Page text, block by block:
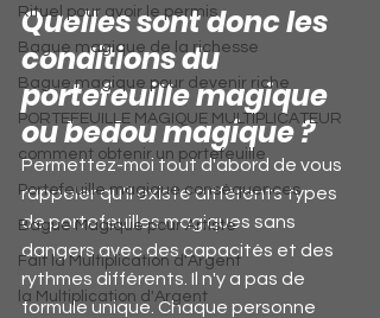
Rituel pour avoir le permis
Bague magique de la richesse
Bague magique pour devenir riche
PORTEFEUILLE MAGIQUE MULTIPLICATEUR
comment obtenir un portefeuille
Portefeuille magique conséquences
Bague Magique pour Artiste
Fait la Multiplication d'Argent
la Multiplication d'Argent
Quelles sont donc les
conditions du
portefeuille magique
ou bedou magique ?
Permettez-moi tout d'abord de vous
rappeler qu'il existe différents types
de portefeuilles magiques sans
dangers avec des capacités et des
rythmes différents. Il n'y a pas de
formule unique. Chaque personne